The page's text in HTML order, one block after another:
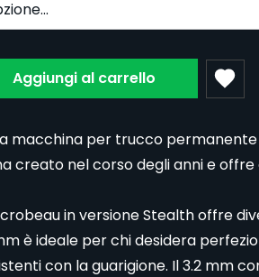
in stock notification configurable
Aggiungi al carrello
macchina per trucco
creato nel corso degli anni e
in versione Stealth offre
è ideale per chi desidera
con la guarigione. Il 3.2 mm